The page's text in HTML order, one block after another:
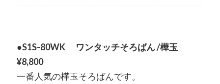
●S1S-80WK ワンタッチそろばん /樺玉
¥8,800
一番人気の樺玉そろばんです。